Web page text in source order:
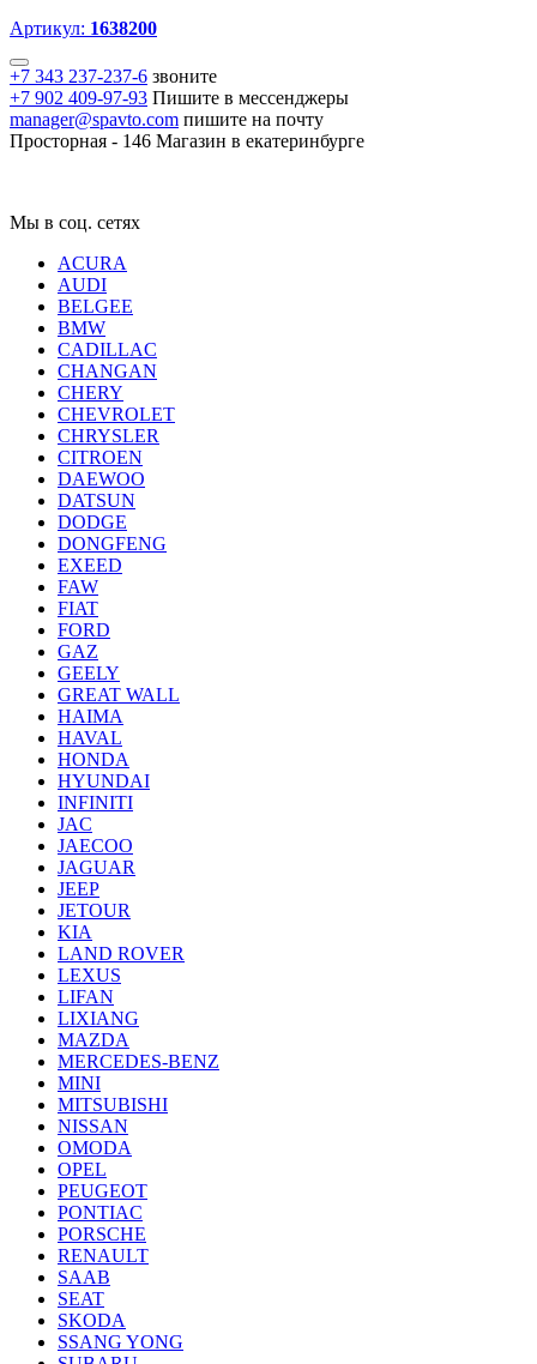
Артикул: 1638200
+7 343 237-237-6 звоните
+7 902 409-97-93 Пишите в мессенджеры
manager@spavto.com пишите на почту
Просторная - 146 Магазин в екатеринбурге
Мы в соц. сетях
ACURA
AUDI
BELGEE
BMW
CADILLAC
CHANGAN
CHERY
CHEVROLET
CHRYSLER
CITROEN
DAEWOO
DATSUN
DODGE
DONGFENG
EXEED
FAW
FIAT
FORD
GAZ
GEELY
GREAT WALL
HAIMA
HAVAL
HONDA
HYUNDAI
INFINITI
JAC
JAECOO
JAGUAR
JEEP
JETOUR
KIA
LAND ROVER
LEXUS
LIFAN
LIXIANG
MAZDA
MERCEDES-BENZ
MINI
MITSUBISHI
NISSAN
OMODA
OPEL
PEUGEOT
PONTIAC
PORSCHE
RENAULT
SAAB
SEAT
SKODA
SSANG YONG